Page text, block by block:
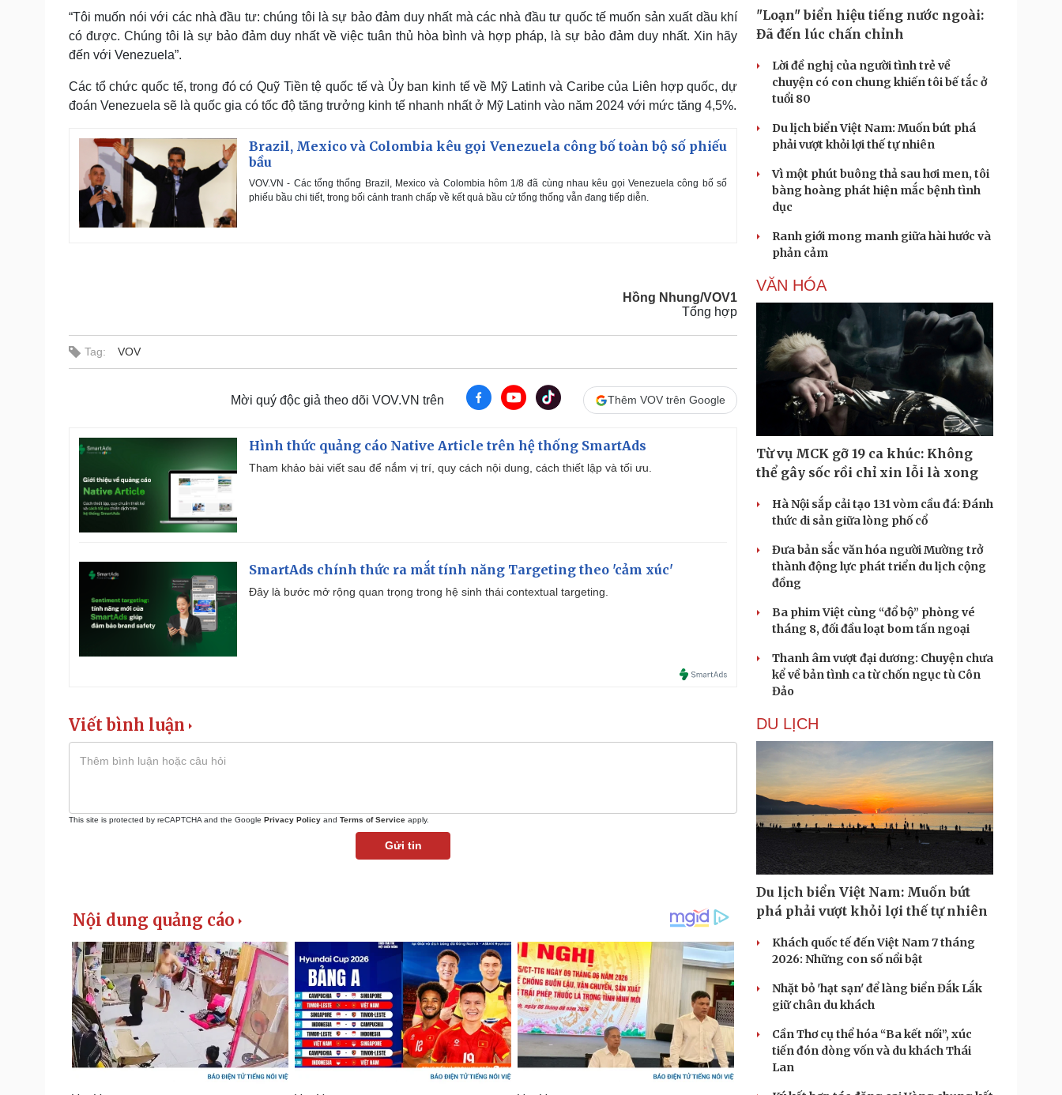
“Tôi muốn nói với các nhà đầu tư: chúng tôi là sự bảo đảm duy nhất mà các nhà đầu tư quốc tế muốn sản xuất dầu khí
có được. Chúng tôi là sự bảo đảm duy nhất về việc tuân thủ hòa bình và hợp pháp, là sự bảo đảm duy nhất. Xin hãy
đến với Venezuela”.
Các tổ chức quốc tế, trong đó có Quỹ Tiền tệ quốc tế và Ủy ban kinh tế về Mỹ Latinh và Caribe của Liên hợp quốc, dự
đoán Venezuela sẽ là quốc gia có tốc độ tăng trưởng kinh tế nhanh nhất ở Mỹ Latinh vào năm 2024 với mức tăng 4,5%.
Brazil, Mexico và Colombia kêu gọi Venezuela công bố toàn bộ số phiếu
bầu
VOV.VN - Các tổng thống Brazil, Mexico và Colombia hôm 1/8 đã cùng nhau kêu gọi Venezuela công bố số
phiếu bầu chi tiết, trong bối cảnh tranh chấp về kết quả bầu cử tổng thống vẫn đang tiếp diễn.
Hồng Nhung/VOV1
Tổng hợp
Tag: VOV
Mời quý độc giả theo dõi VOV.VN trên Thêm VOV trên Google
Hình thức quảng cáo Native Article trên hệ thống SmartAds
Tham khảo bài viết sau để nắm vị trí, quy cách nội dung, cách thiết lập và tối ưu.
SmartAds chính thức ra mắt tính năng Targeting theo 'cảm xúc'
Đây là bước mở rộng quan trọng trong hệ sinh thái contextual targeting.
Viết bình luận
This site is protected by reCAPTCHA and the Google Privacy Policy and Terms of Service apply.
Gửi tin
"Loạn" biển hiệu tiếng nước ngoài:
Đã đến lúc chấn chỉnh
Lời đề nghị của người tình trẻ về
chuyện có con chung khiến tôi bế tắc ở
tuổi 80
Du lịch biển Việt Nam: Muốn bứt phá
phải vượt khỏi lợi thế tự nhiên
Vì một phút buông thả sau hơi men, tôi
bàng hoàng phát hiện mắc bệnh tình
dục
Ranh giới mong manh giữa hài hước và
phản cảm
VĂN HÓA
Từ vụ MCK gỡ 19 ca khúc: Không
thể gây sốc rồi chỉ xin lỗi là xong
Hà Nội sắp cải tạo 131 vòm cầu đá: Đánh
thức di sản giữa lòng phố cổ
Đưa bản sắc văn hóa người Mường trở
thành động lực phát triển du lịch cộng
đồng
Ba phim Việt cùng “đổ bộ” phòng vé
tháng 8, đối đầu loạt bom tấn ngoại
Thanh âm vượt đại dương: Chuyện chưa
kể về bản tình ca từ chốn ngục tù Côn
Đảo
DU LỊCH
Du lịch biển Việt Nam: Muốn bứt
phá phải vượt khỏi lợi thế tự nhiên
Khách quốc tế đến Việt Nam 7 tháng
2026: Những con số nổi bật
Nhặt bỏ 'hạt sạn' để làng biển Đắk Lắk
giữ chân du khách
Cần Thơ cụ thể hóa “Ba kết nối”, xúc
tiến đón dòng vốn và du khách Thái
Lan